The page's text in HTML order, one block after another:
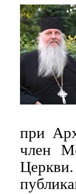
при
член